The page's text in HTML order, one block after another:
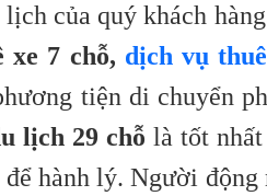
của quý khách
xe 7 chỗ, dịch vụ
tiện di chuyển
lịch 29 chỗ là tốt
hành lý. Người